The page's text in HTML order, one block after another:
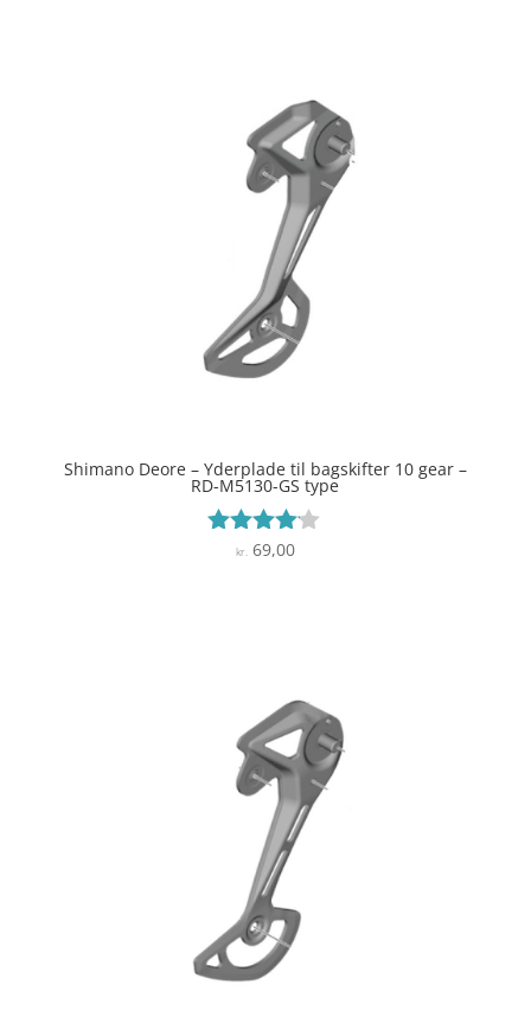
Shimano Deore – Yderplade til bagskifter 10 gear –
RD-M5130-GS type
Vurderet
kr. 69,00